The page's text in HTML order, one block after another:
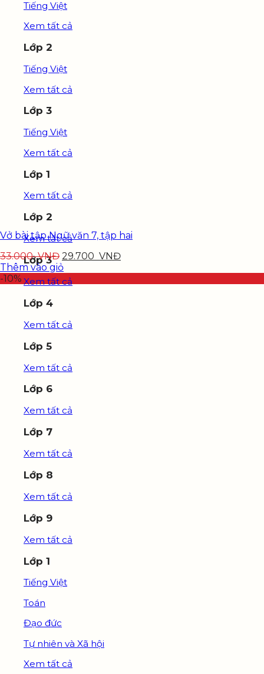
Tiếng Việt
Xem tất cả
Lớp 2
Tiếng Việt
Xem tất cả
Lớp 3
Tiếng Việt
Xem tất cả
Lớp 1
Xem tất cả
Lớp 2
Xem tất cả
Lớp 3
Xem tất cả
Lớp 4
Xem tất cả
Lớp 5
Xem tất cả
Lớp 6
Xem tất cả
Lớp 7
Xem tất cả
Lớp 8
Xem tất cả
Lớp 9
Xem tất cả
Lớp 1
Tiếng Việt
Toán
Đạo đức
Tự nhiên và Xã hội
Xem tất cả
Vở bài tập Ngữ văn 7, tập hai
33.000VNĐ 29.700 VNĐ
Thêm vào giỏ
-10%